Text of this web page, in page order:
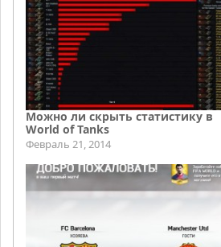
Можно ли скрыть статистику в
World of Tanks
Февраль 21, 2014